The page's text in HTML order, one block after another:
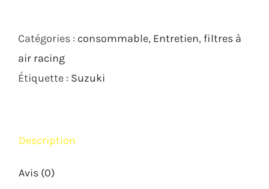
Racing
DNA
Suzuki
Catégories : consommable Entretien filtres à
air racing
Étiquette : Suzuki
Description
Avis (0)